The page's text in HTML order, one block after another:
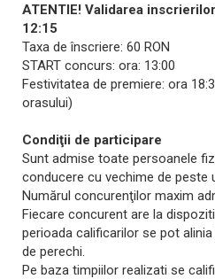
ATENTIE! Validarea
12:15
Taxa de înscriere: 60 RON
START concurs: ora: 13:00
Festivitatea de premiere: ora
orasului)
Condiţii de participare
Sunt admise toate persoanele
conducere cu vechime de peste
Numărul concurenţilor maxim
Fiecare concurent are la
perioada calificarilor se pot
de perechi.
Pe baza timpiilor realizati se